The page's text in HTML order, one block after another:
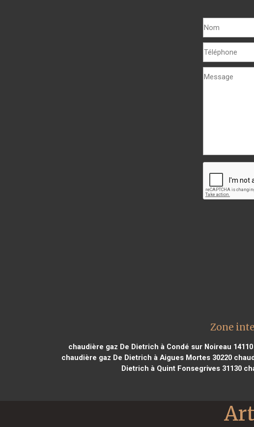
Zone
chaudière gaz De Dietrich à Condé sur Noireau 14110
chaudière gaz De Dietrich à Aigues Mortes 30220
Dietrich à Quint Fonsegrives 31130